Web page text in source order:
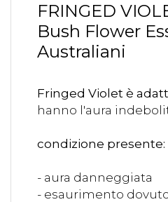
FRINGED
Bush Flower
Australiani
Fringed Violet è
hanno l'aura
condizione presente:
- aura danneggiata
- esaurimento